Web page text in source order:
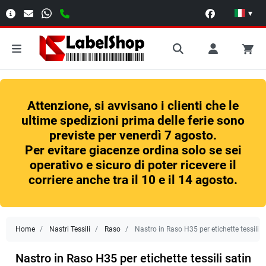
▾
Attenzione, si avvisano i clienti che le
ultime spedizioni prima delle ferie sono
previste per venerdì 7 agosto.
Per evitare giacenze ordina solo se sei
operativo e sicuro di poter ricevere il
corriere anche tra il 10 e il 14 agosto.
Home Nastri Tessili Raso Nastro in Raso H35 per etichette tessili
Nastro in Raso H35 per etichette tessili satin